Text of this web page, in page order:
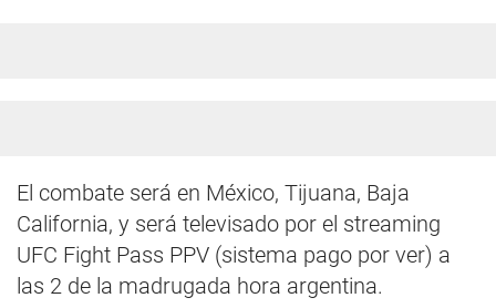
El combate será en México, Tijuana, Baja
California, y será televisado por el streaming
UFC Fight Pass PPV (sistema pago por ver) a
las 2 de la madrugada hora argentina.